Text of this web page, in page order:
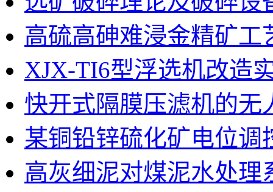
高硫高砷难浸金精矿工
XJX-TI6型浮选机改造
快开式隔膜压滤机的无
某铜铅锌硫化矿电位调
高灰细泥对煤泥水处理